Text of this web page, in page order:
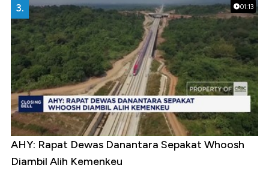
01:13
3.
AHY: Rapat Dewas Danantara Sepakat Whoosh
Diambil Alih Kemenkeu